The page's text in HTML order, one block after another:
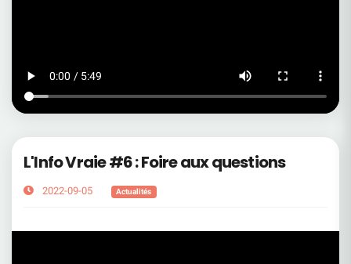
L'Info Vraie #6 : Foire aux questions
2022-09-05 Actualités